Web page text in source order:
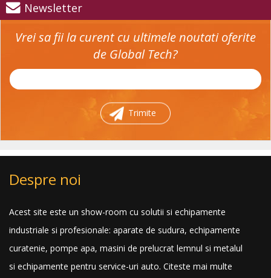
Newsletter
Vrei sa fii la curent cu ultimele noutati oferite
de Global Tech?
Trimite
Despre noi
Acest site este un show-room cu solutii si echipamente
industriale si profesionale: aparate de sudura, echipamente
curatenie, pompe apa, masini de prelucrat lemnul si metalul
si echipamente pentru service-uri auto. Citeste mai multe